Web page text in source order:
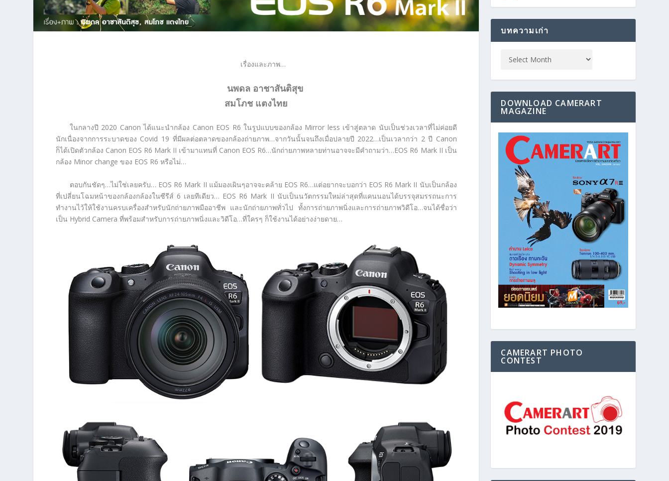
เรื่องและภาพ…
นพดล อาชาสันติสุข
สมโภช แตงไทย
ในกลางปี 2020 Canon ได้แนะนำกล้อง Canon EOS R6 ในรูปแบบของกล้อง Mirror less เข้าสู่ตลาด นับเป็นช่วงเวลาที่ไม่ค่อยดี
นักเนื่องจากการระบาดของ Covid 19 ที่มีผลต่อตลาดของกล้องถ่ายภาพ…จากวันนั้นจนถึงเมื่อปลายปี 2022…เป็นเวลากว่า 2 ปี Canon
ก็ได้เปิดตัวกล้อง Canon EOS R6 Mark II เข้ามาแทนที่ Canon EOS R6…นักถ่ายภาพหลายท่านอาจจะมีคำถามว่า…EOS R6 Mark II เป็น
กล้อง Minor change ของ EOS R6 หรือไม่…
ตอบกันชัดๆ…ไม่ใช่เลยครับ… EOS R6 Mark II แม้มองเผินๆอาจจะคล้าย EOS R6…แต่อยากจะบอกว่า EOS R6 Mark II นับเป็นกล้อง
ที่เปลี่ยนโฉมหน้าของกล้องกล้องในซีรีส์ 6 เลยทีเดียว… EOS R6 Mark II นับเป็นนวัตกรรมใหม่ล่าสุดที่แคนนอนได้บรรจุสมรรถนะการ
ทำงานไว้ให้ใช้งานครบเครื่องสำหรับนักถ่ายภาพมืออาชีพ และนักถ่ายภาพทั่วไป ทั้งการถ่ายภาพนิ่งและการถ่ายภาพวิดีโอ…จนได้ชื่อว่า
เป็น Hybrid Camera ที่พร้อมสำหรับการถ่ายภาพนิ่งและวิดีโอ…ที่ใครๆ ก็ใช้งานได้อย่างง่ายดาย…
บทความเก่า
DOWNLOAD CAMERART
MAGAZINE
CAMERART PHOTO
CONTEST